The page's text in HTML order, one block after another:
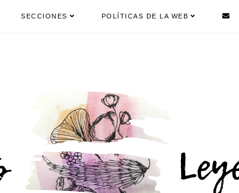
SECCIONES POLÍTICAS DE LA WEB